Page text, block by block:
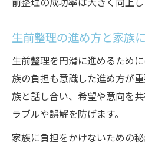
前整理の成功率は大きく向上し
生前整理の進め方と家族
生前整理を円滑に進めるため
族の負担も意識した進め方が
族と話し合い、希望や意向を
ラブルや誤解を防げます。
家族に負担をかけないための
ご相談・お問い合